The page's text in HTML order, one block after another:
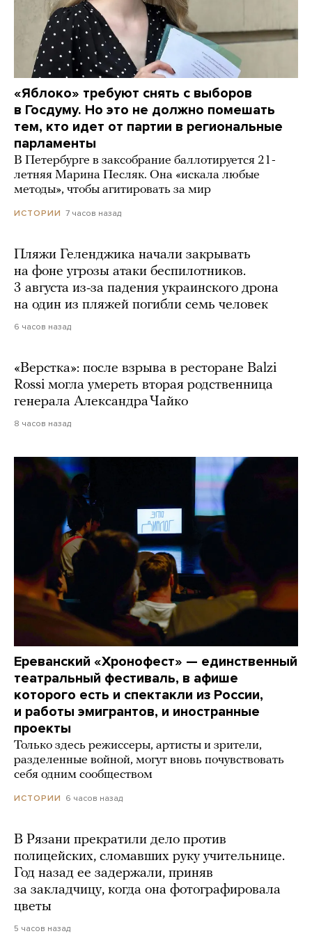
«Яблоко» требуют снять с выборов
в Госдуму. Но это не должно помешать
тем, кто идет от партии в региональные
парламенты
В Петербурге в заксобрание баллотируется 21-
летняя Марина Песляк. Она «искала любые
методы», чтобы агитировать за мир
ИСТОРИИ 7 часов назад
Пляжи Геленджика начали закрывать
на фоне угрозы атаки беспилотников.
3 августа из-за падения украинского дрона
на один из пляжей погибли семь человек
6 часов назад
«Верстка»: после взрыва в ресторане Balzi
Rossi могла умереть вторая родственница
генерала Александра Чайко
8 часов назад
Ереванский «Хронофест» — единственный
театральный фестиваль, в афише
которого есть и спектакли из России,
и работы эмигрантов, и иностранные
проекты
Только здесь режиссеры, артисты и зрители,
разделенные войной, могут вновь почувствовать
себя одним сообществом
ИСТОРИИ 6 часов назад
В Рязани прекратили дело против
полицейских, сломавших руку учительнице.
Год назад ее задержали, приняв
за закладчицу, когда она фотографировала
цветы
5 часов назад